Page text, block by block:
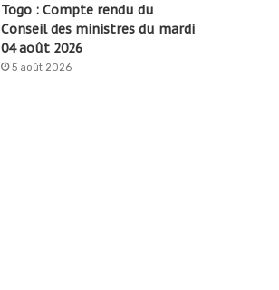
Togo : Compte rendu du
Conseil des ministres du mardi
04 août 2026
5 août 2026